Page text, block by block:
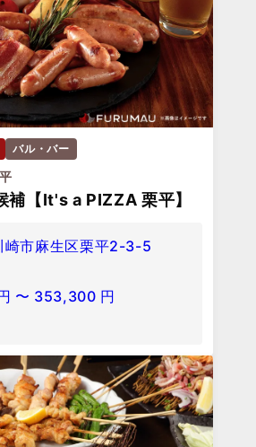
バル・バー
補【It's a PIZZA 栗平】
崎市麻生区栗平2-3-5
〜 353,300 円